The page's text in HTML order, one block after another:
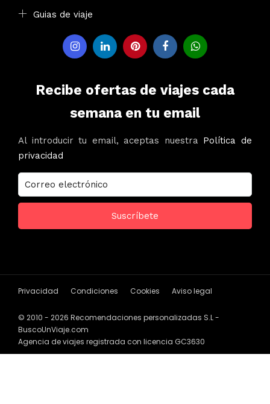
Guias de viaje
Recibe ofertas de viajes cada
semana en tu email
Al introducir tu email, aceptas nuestra Política de
privacidad
Privacidad Condiciones Cookies Aviso legal
© 2010 - 2026 Recomendaciones personalizadas S.L -
BuscoUnViaje.com
Agencia de viajes registrada con licencia GC3630